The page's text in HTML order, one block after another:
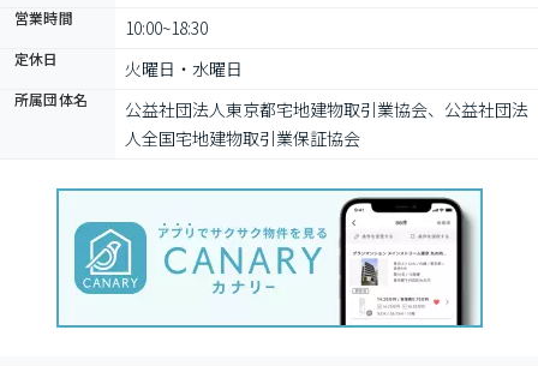
営業時間 10:00~18:30
定休日 火曜日・水曜日
所属団体名
公益社団法⼈東京都宅地建物取引業協会、公益社団法
⼈全国宅地建物取引業保証協会